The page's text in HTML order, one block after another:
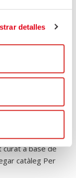
detalles
curat a base de
catàleg Per